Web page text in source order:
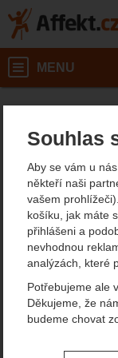
Souhlas
Aby se vám u
někteří naši
vašem
košíku, jak máte
přihlášeni a
nevhodnou
analýzách, které
Potřebujeme ale
Děkujeme, že
budeme chovat
Nastavení
MENU
Singing
4.67
Fotografie